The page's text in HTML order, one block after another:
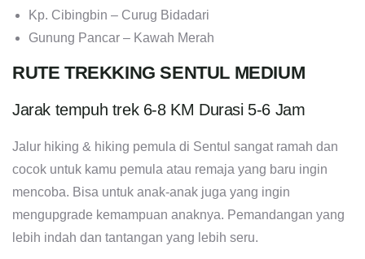
Kp. Cibingbin – Curug Bidadari
Gunung Pancar – Kawah Merah
RUTE TREKKING SENTUL MEDIUM
Jarak tempuh trek 6-8 KM Durasi 5-6 Jam
Jalur hiking & hiking pemula di Sentul sangat ramah dan
cocok untuk kamu pemula atau remaja yang baru ingin
mencoba. Bisa untuk anak-anak juga yang ingin
mengupgrade kemampuan anaknya. Pemandangan yang
lebih indah dan tantangan yang lebih seru.